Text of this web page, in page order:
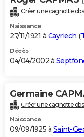
Créer une cagnotte
Naissance
27/11/1921 à Cayriech (
Décès
04/04/2002 à
Germaine
Créer une cagnotte
Naissance
09/09/1925 à Saint-